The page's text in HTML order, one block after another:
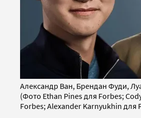
Александр Ван, Брендан Фуди,
(Фото Ethan Pines для Forbes;
Forbes; Alexander Karnyukhin для